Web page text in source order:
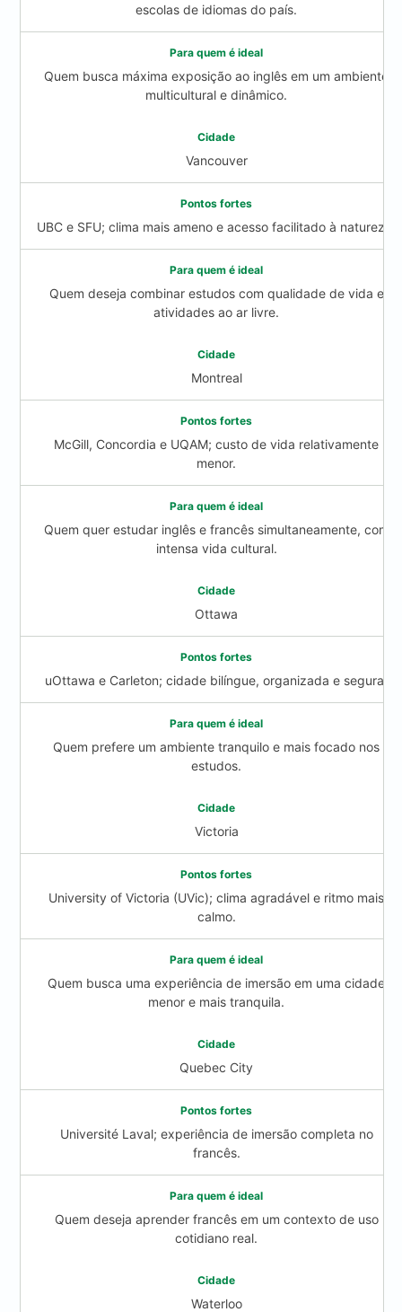
escolas de idiomas do país.
Quem busca máxima exposição ao inglês em um ambiente
multicultural e dinâmico.
Vancouver
UBC e SFU; clima mais ameno e acesso facilitado à natureza.
Quem deseja combinar estudos com qualidade de vida e
atividades ao ar livre.
Montreal
McGill, Concordia e UQAM; custo de vida relativamente
menor.
Quem quer estudar inglês e francês simultaneamente, com
intensa vida cultural.
Ottawa
uOttawa e Carleton; cidade bilíngue, organizada e segura.
Quem prefere um ambiente tranquilo e mais focado nos
estudos.
Victoria
University of Victoria (UVic); clima agradável e ritmo mais
calmo.
Quem busca uma experiência de imersão em uma cidade
menor e mais tranquila.
Quebec City
Université Laval; experiência de imersão completa no
francês.
Quem deseja aprender francês em um contexto de uso
cotidiano real.
Waterloo